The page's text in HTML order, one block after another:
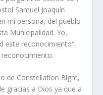
Samuel Joaquín
mí persona, del pueblo
Municipalidad. Yo,
este reconocimiento”,
de Constellation Bight,
gracias a Dios ya que a